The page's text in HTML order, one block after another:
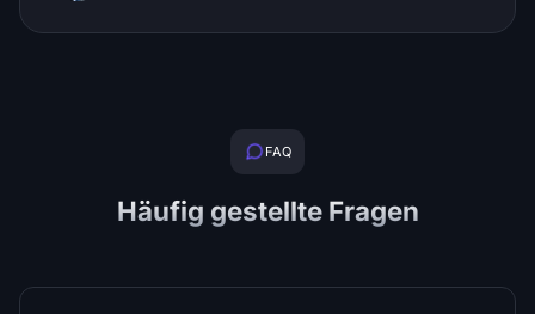
FAQ
Häufig gestellte Fragen